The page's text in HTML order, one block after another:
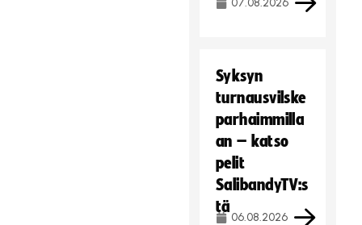
07.08.2026
Syksyn
turnausvilske
parhaimmilla
an – katso
pelit
SalibandyTV:s
tä
06.08.2026